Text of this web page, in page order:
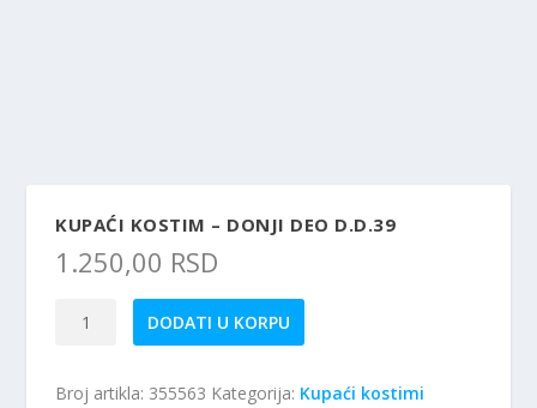
KUPAĆI KOSTIM – DONJI DEO D.D.39
1.250,00 RSD
Kupaći
donji
DODATI U KORPU
Broj artikla: 355563 Kategorija: Kupaći kostimi